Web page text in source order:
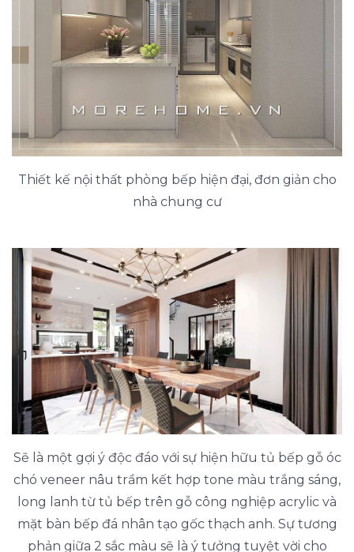
Thiết kế nội thất phòng bếp hiện đại, đơn giản cho
nhà chung cư
Sẽ là một gợi ý độc đáo với sự hiện hữu tủ bếp gỗ óc
chó veneer nâu trầm kết hợp tone màu trắng sáng,
long lanh từ tủ bếp trên gỗ công nghiệp acrylic và
mặt bàn bếp đá nhân tạo gốc thạch anh. Sự tương
phản giữa 2 sắc màu sẽ là ý tưởng tuyệt vời cho